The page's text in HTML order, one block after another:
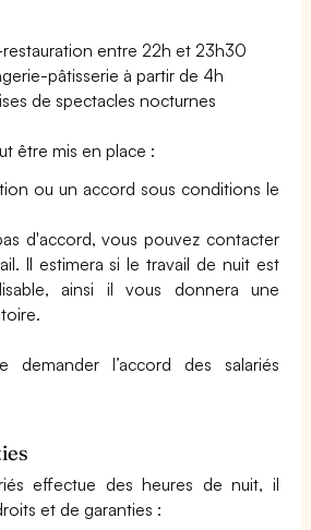
entre 22h et 23h30
pâtisserie à partir de 4h
de spectacles nocturnes
être mis en place :
ou un accord sous conditions le
d'accord, vous pouvez contacter
Il estimera si le travail de nuit est
ainsi il vous donnera une
l’accord des salariés
effectue des heures de nuit, il
et de garanties :